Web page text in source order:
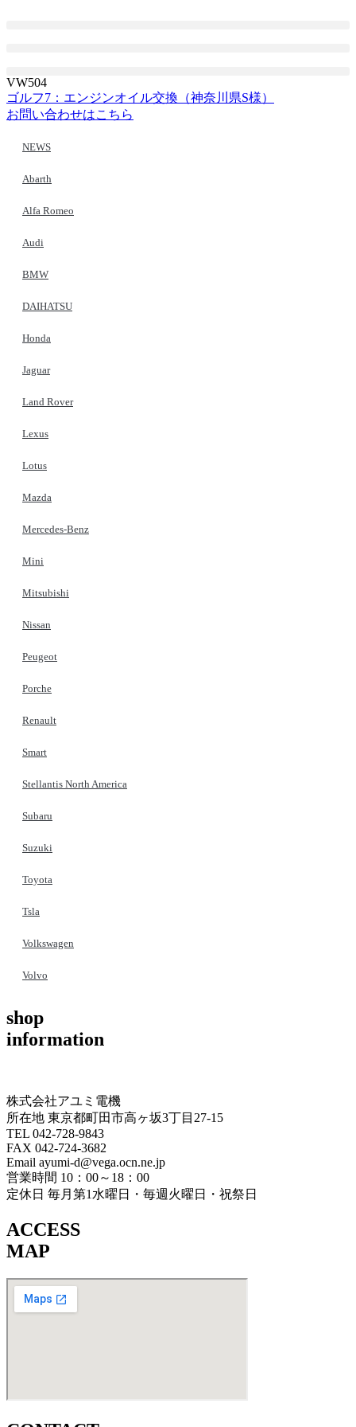
ツ
に
ス
VW504
ゴルフ7：エンジンオイル交換（神奈川県S様）
お問い合わせはこちら
NEWS
Abarth
Alfa Romeo
Audi
BMW
DAIHATSU
Honda
Jaguar
Land Rover
Lexus
Lotus
Mazda
Mercedes-Benz
Mini
Mitsubishi
Nissan
Peugeot
Porche
Renault
Smart
Stellantis North America
Subaru
Suzuki
Toyota
Tsla
Volkswagen
Volvo
shop
information
株式会社アユミ電機
所在地 東京都町田市高ヶ坂3丁目27‐15
TEL 042-728-9843
FAX 042-724-3682
Email ayumi-d@vega.ocn.ne.jp
営業時間 10：00～18：00
定休日 毎月第1水曜日・毎週火曜日・祝祭日
ACCESS
MAP